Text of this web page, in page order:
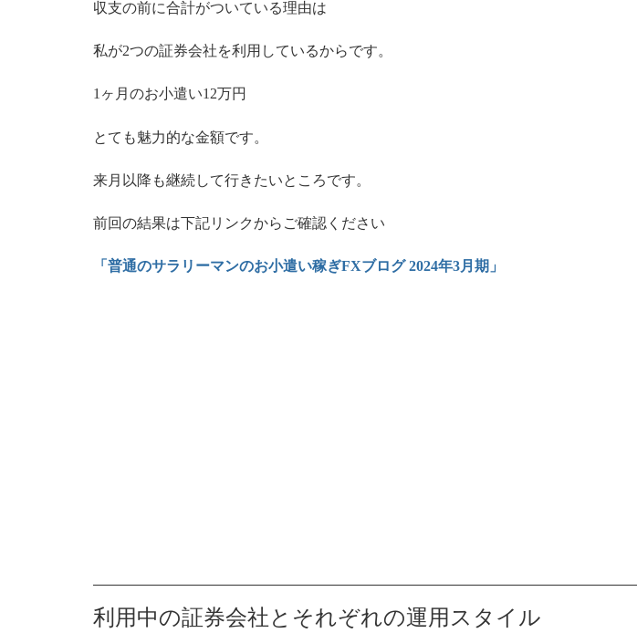
収支の前に合計がついている理由は
私が2つの証券会社を利用しているからです。
1ヶ月のお小遣い12万円
とても魅力的な金額です。
来月以降も継続して行きたいところです。
前回の結果は下記リンクからご確認ください
「普通のサラリーマンのお小遣い稼ぎFXブログ 2024年3月期」
利用中の証券会社とそれぞれの運用スタイル